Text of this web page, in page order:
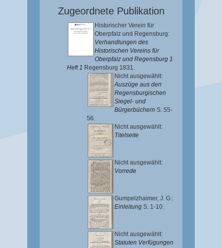
Zugeordnete Publikation
Historischer Verein für
Oberpfalz und Regensburg:
Verhandlungen des
Historischen Vereins für
Oberpfalz und Regensburg 1
Heft 1 Regensburg 1831.
Nicht ausgewählt:
Auszüge aus den
Regensburgischen
Siegel- und
Bürgerbüchern S. 55-
56.
Nicht ausgewählt:
Titelseite
Nicht ausgewählt:
Vorrede
Gumpelzhaimer, J. G.:
Einleitung S. 1-10.
Nicht ausgewählt:
Statuten Verfügungen